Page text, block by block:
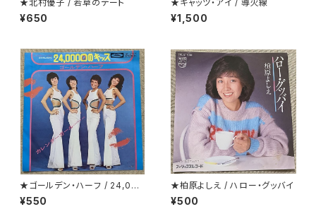
★北村優子 / 若草のデート
¥650
★キャッツ・アイ / 導火線
¥1,500
★ゴールデン・ハーフ / 24,000
回のキッス(24 Milabaci)
¥550
★柏原よしえ / ハロー・グッバイ
¥500